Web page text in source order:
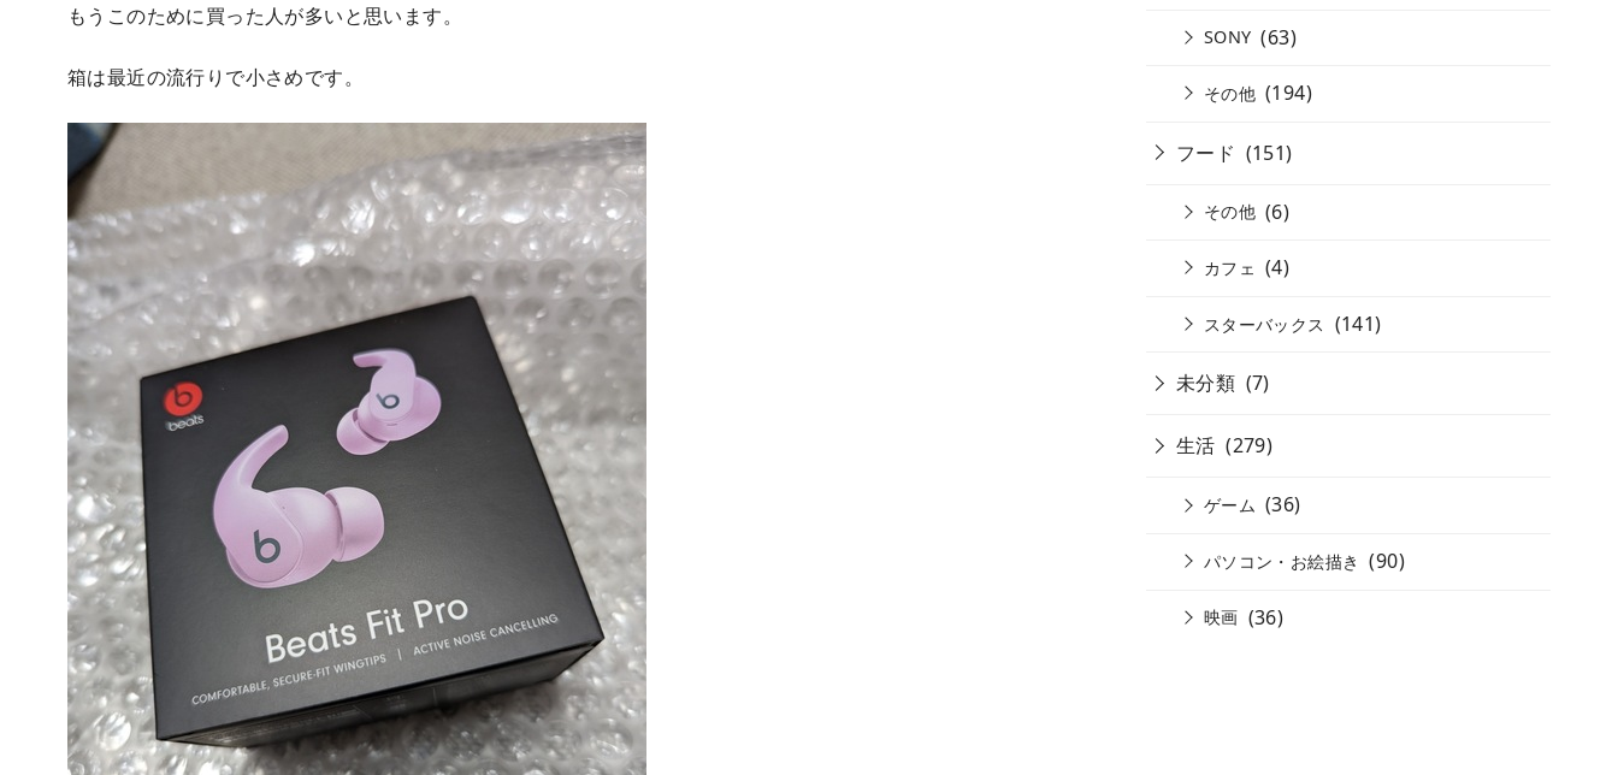
もうこのために買った人が多いと思います。
箱は最近の流行りで小さめです。
SONY (63)
その他 (194)
フード (151)
その他 (6)
カフェ (4)
スターバックス (141)
未分類 (7)
生活 (279)
ゲーム (36)
パソコン・お絵描き (90)
映画 (36)